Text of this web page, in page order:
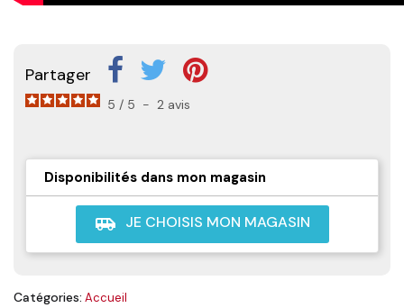
Partager
5 / 5 - 2 avis
Disponibilités dans mon magasin
airport_shuttle JE CHOISIS MON MAGASIN
Catégories: Accueil